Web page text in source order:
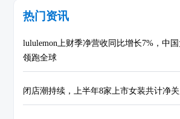
热门资讯
lululemon上财季净营收同比增长7%，中
领跑全球
闭店潮持续，上半年8家上市女装共计净关